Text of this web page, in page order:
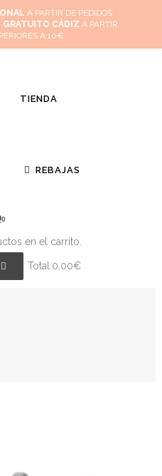
Conócenos Contacta
TIENDA
REBAJAS
0
en el carrito.
Total:0,00€
A PARTIR DE PEDIDOS
GRATUITO CÁDIZ A PARTIR
A 10€